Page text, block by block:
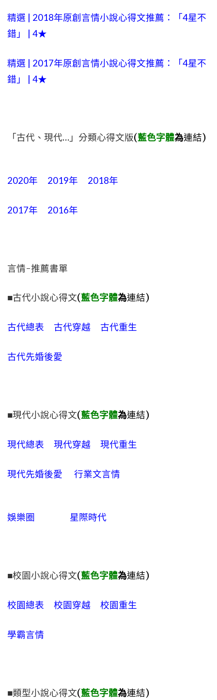
精選 | 2018年原創言情小說心得文推薦：「4星不
錯」 | 4★
精選 | 2017年原創言情小說心得文推薦：「4星不
錯」 | 4★
「古代、現代…」分類心得文版(藍色字體為連結)
2020年 2019年 2018年
2017年 2016年
言情-推薦書單
■古代小說心得文(藍色字體為連結)
古代總表 古代穿越 古代重生
古代先婚後愛
■現代小說心得文(藍色字體為連結)
現代總表 現代穿越 現代重生
現代先婚後愛 行業文言情
娛樂圈 星際時代
■校園小說心得文(藍色字體為連結)
校園總表 校園穿越 校園重生
學霸言情
■類型小說心得文(藍色字體為連結)